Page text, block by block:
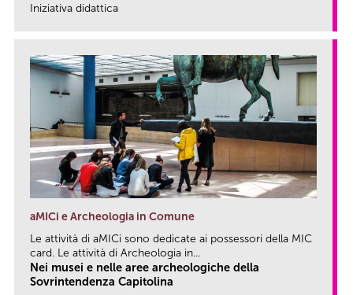
Iniziativa didattica
aMICi e Archeologia in Comune
Le attività di aMICi sono dedicate ai possessori della MIC
card. Le attività di Archeologia in...
Nei musei e nelle aree archeologiche della
Sovrintendenza Capitolina